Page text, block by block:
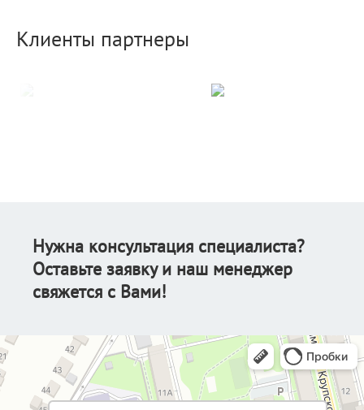
Клиенты партнеры
Нужна консультация специалиста?
Оставьте заявку и наш менеджер
свяжется с Вами!